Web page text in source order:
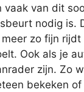
vaak van dit
nodig is.
zo fijn
Ook als je
zijn. Zo
bekeken